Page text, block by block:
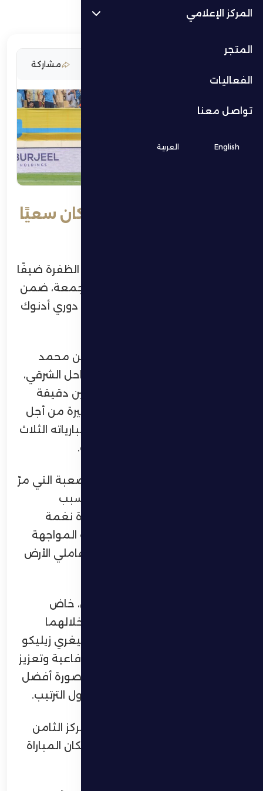
المركز الإعلامي
المتجر
الفعاليات
تواصل معنا
English العربية
مشاركة
الظفرة ضيفًا على خورفكان سعيًا
يحلّ الفريق الأول لكرة القدم بنادي الظفرة ضيفًا
على نظيره خورفكان مساء اليوم الجمعة، ضمن
منافسات الجولة الحادية عشرة من دوري أدنوك
المباراة التي تقام على استاد صقر بن محمد
القاسمي بمدينة خورفكان في الساحل الشرقي،
عند الساعة الرابعة وخمس وخمسين دقيقة
مساءً، يدخلها الظفرة بطموحات كبيرة من أجل
إيقاف سلسلة نتائجه السلبية في مبارياته الثلاث
الأخيرة والعودة إلى سكة الانتصارات.
ويأمل الظفرة في تجاوز الظروف الصعبة التي مرّ
بها مؤخرًا نتيجة الغيابات المؤثرة بسبب
الإيقافات والإصابات، سعيًا لاستعادة نغمة
النتائج الإيجابية، بالرغم من صعوبة المواجهة
وقوة المنافس الذي يستفيد من عاملي الأرض
وعقب مباراته الأخيرة أمام بني ياس، خاض
الفريق حصتين تدريبيتين فقط، ركّز خلالهما
الجهاز الفني بقيادة المدرب المونتنيغري زيليكو
بتروفيتش على معالجة الأخطاء الدفاعية وتعزيز
الفاعلية الهجومية، بهدف الظهور بصورة أفضل
والحفاظ على موقع الفريق في جدول الترتيب.
ويدخل الظفرة اللقاء وهو يحتل المركز الثامن
برصيد 12 نقطة، فيما يخوض خورفكان المباراة